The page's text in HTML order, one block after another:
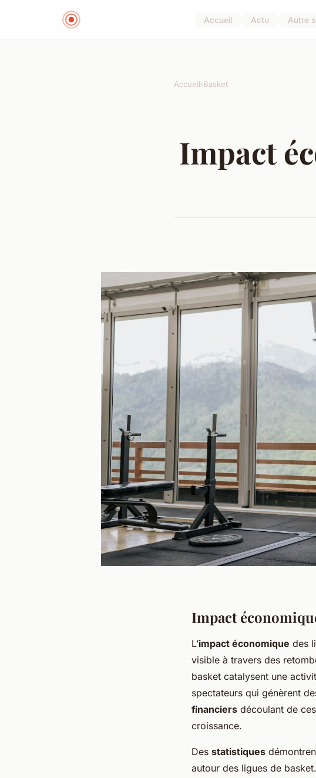
Accueil Actu Autre
Accueil›Basket
Impact
Impact
L’impact économique des
visible à travers des
basket catalysent une
spectateurs qui génèrent
financiers découlant de
croissance.
Des statistiques
autour des ligues de